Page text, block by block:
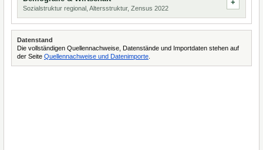
Sozialstruktur regional, Altersstruktur, Zensus 2022
Datenstand
Die vollständigen Quellennachweise, Datenstände und Importdaten stehen auf
der Seite Quellennachweise und Datenimporte